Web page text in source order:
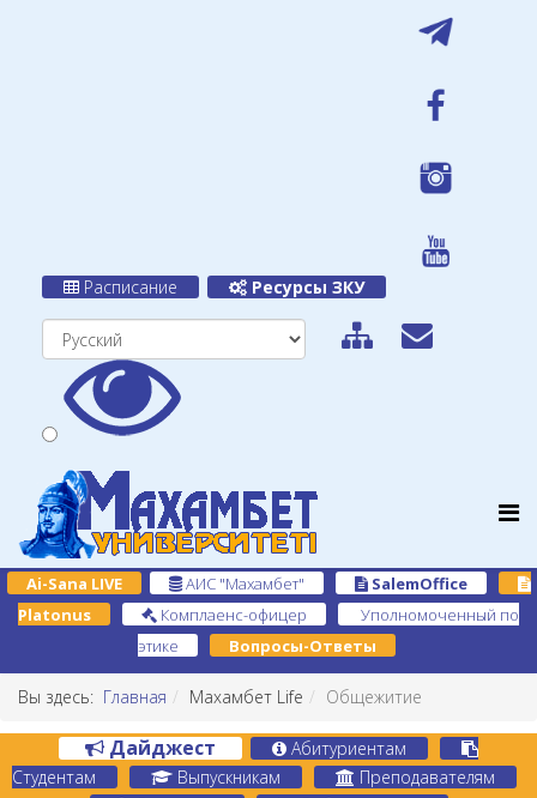
Расписание Ресурсы ЗКУ
Ai-Sana LIVE АИС "Махамбет"
SalemOffice
Platonus
Комплаенс-офицер
Уполномоченный по
этике
Вопросы-Ответы
Вы здесь: Главная Махамбет Life Общежитие
Дайджест
Абитуриентам
Студентам
Выпускникам
Преподавателям